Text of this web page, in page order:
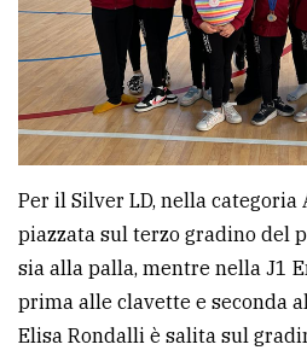
Per il Silver LD, nella categoria
piazzata sul terzo gradino del
sia alla palla, mentre nella J1
prima alle clavette e seconda
Elisa Rondalli è salita sul